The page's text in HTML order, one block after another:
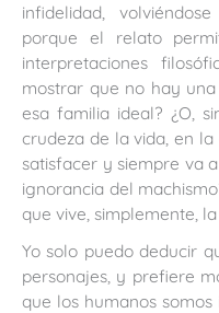
infidelidad,
porque el relato
interpretaciones
mostrar que no hay
esa familia ideal? ¿O,
crudeza de la vida, en
satisfacer y siempre va
ignorancia del
que vive, simplemente,
Yo solo puedo deducir
personajes, y prefiere
que los humanos